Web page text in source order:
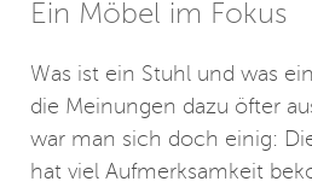
Ein Möbel im Fokus
Was ist ein Stuhl und was
die Meinungen dazu öfter
war man sich doch einig:
hat viel Aufmerksamkeit